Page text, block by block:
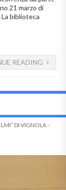
21 marzo di
biblioteca
READING
DI VIGNOLA -